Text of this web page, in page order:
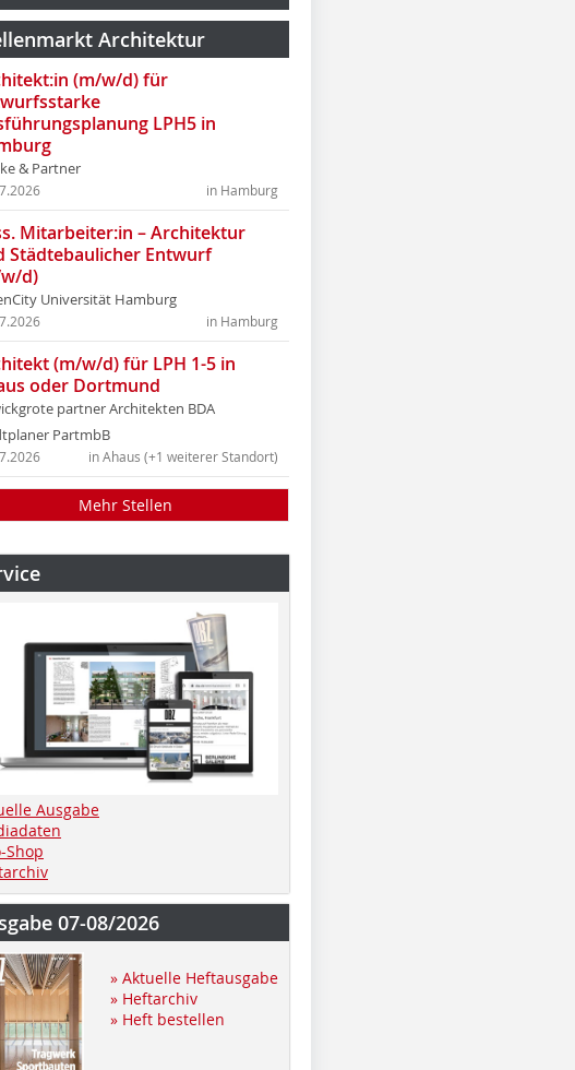
Architektur
(m/w/d) für
LPH5 in
& Partner
in Hamburg
Mitarbeiter:in – Architektur
Städtebaulicher Entwurf
d)
Universität Hamburg
in Hamburg
(m/w/d) für LPH 1-5 in
oder Dortmund
partner Architekten BDA
PartmbB
in Ahaus (+1 weiterer Standort)
Mehr Stellen
Ausgabe
Shop
07-08/2026
» Aktuelle Heftausgabe
» Heftarchiv
» Heft bestellen